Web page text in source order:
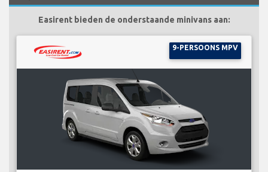
Easirent bieden de onderstaande minivans aan:
9-PERSOONS MPV